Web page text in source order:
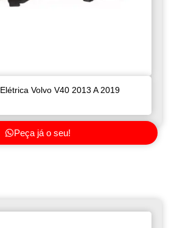
Volvo V40 2013 A 2019
Peça já o seu!